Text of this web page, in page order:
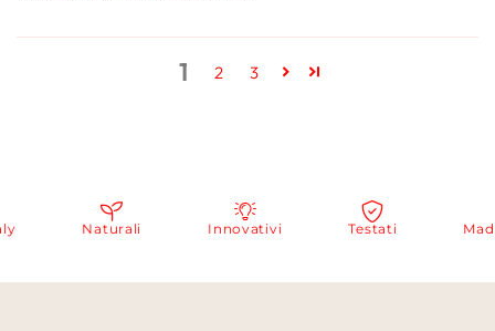
1 2 3
Naturali Innovativi Testati Made